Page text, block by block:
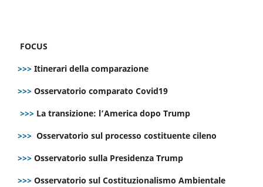
FOCUS
>>> Itinerari della comparazione
>>> Osservatorio comparato Covid19
>>> La transizione: l’America dopo Trump
>>> Osservatorio sul processo costituente cileno
>>> Osservatorio sulla Presidenza Trump
>>> Osservatorio sul Costituzionalismo Ambientale